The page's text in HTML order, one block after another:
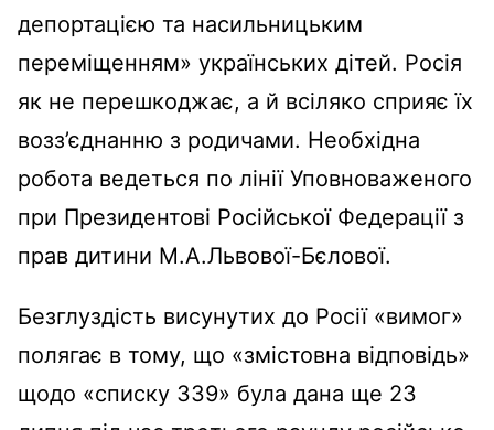
депортацією та насильницьким
переміщенням» українських дітей. Росія
як не перешкоджає, а й всіляко сприяє їх
возз’єднанню з родичами. Необхідна
робота ведеться по лінії Уповноваженого
при Президентові Російської Федерації з
прав дитини М.А.Львової-Бєлової.
Безглуздість висунутих до Росії «вимог»
полягає в тому, що «змістовна відповідь»
щодо «списку 339» була дана ще 23